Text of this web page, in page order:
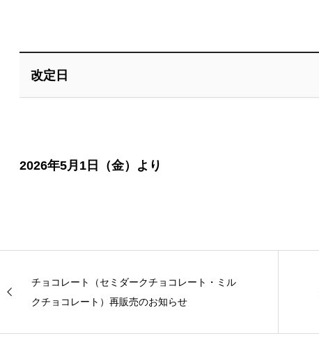
改定日
2026年5月1日（金）より
チョコレート（セミダークチョコレート・ミル
クチョコレート）再販売のお知らせ